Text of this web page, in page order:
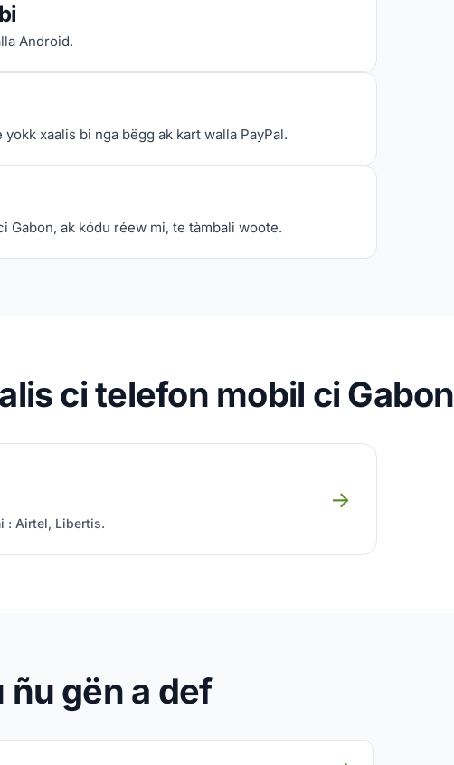
Android.
xaalis bi nga bëgg ak kart walla PayPal.
Gabon, ak kódu réew mi, te tàmbali woote.
ci telefon mobil ci Gabon
: Airtel, Libertis.
→
ñu gën a def